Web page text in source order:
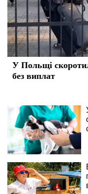
У Польщі
без виплат